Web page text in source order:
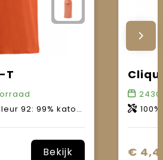
T
katoen, 15% viscose / kleur 955: 60% katoen, 40% polyester).
Bekijk
100%
€